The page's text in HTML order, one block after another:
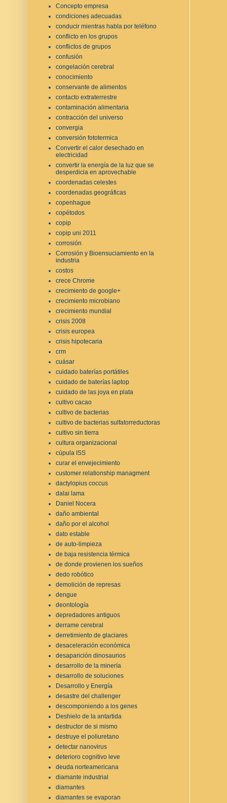
Concepto empresa
condiciones adecuadas
conducir mientras habla por teléfono
conflicto en los grupos
conflictos de grupos
confusión
congelación cerebral
conocimiento
conservante de alimentos
contacto extraterrestre
contaminación alimentaria
contracción del universo
convergia
conversión fototermica
Convertir el calor desechado en
electricidad
convertir la energía de la luz que se
desperdicia en aprovechable
coordenadas celestes
coordenadas geográficas
copenhague
copétodos
copip
copip uni 2011
corrosión
Corrosión y Bioensuciamiento en la
industria
costos
crece Chrome
crecimiento de google+
crecimiento microbiano
crecimiento mundial
crisis 2008
crisis europea
crisis hipotecaria
crm
cuásar
cuidado baterías portátiles
cuidado de baterías laptop
cuidado de las joya en plata
cultivo cacao
cultivo de bacterias
cultivo de bacterias sulfatorreductoras
cultivo sin tierra
cultura organizacional
cúpula ISS
curar el envejecimiento
customer relationship managment
dactylopius coccus
dalai lama
Daniel Nocera
daño ambiental
daño por el alcohol
dato estable
de auto-limpieza
de baja resistencia térmica
de donde provienen los sueños
dedo robótico
demolición de represas
dengue
deontología
depredadores antiguos
derrame cerebral
derretimiento de glaciares
desaceleración económica
desaparición dinosaurios
desarrollo de la minería
desarrollo de soluciones
Desarrollo y Energía
desastre del challenger
descomponiendo a los genes
Deshielo de la antartida
destructor de si mismo
destruye el poliuretano
detectar nanovirus
deterioro cognitivo leve
deuda norteamericana
diamante industrial
diamantes
diamantes se evaporan